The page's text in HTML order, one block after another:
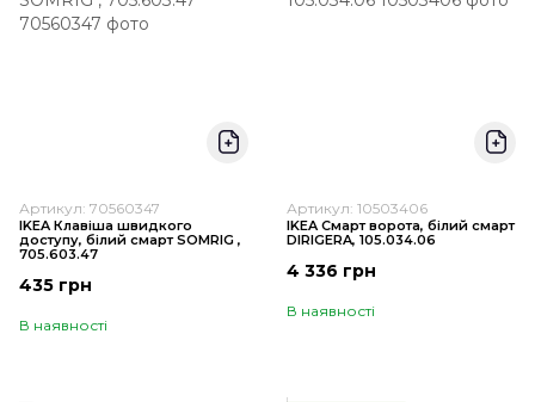
Артикул: 70560347
IKEA Клавіша швидкого
доступу, білий смарт SOMRIG ,
705.603.47
435 грн
В наявності
Артикул: 10503406
IKEA Смарт ворота, білий смарт
DIRIGERA, 105.034.06
4 336 грн
В наявності